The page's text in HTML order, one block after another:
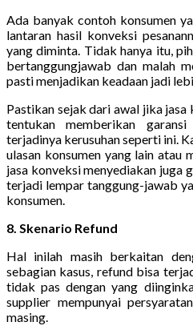
Ada banyak contoh konsumen
lantaran hasil konveksi
yang diminta. Tidak hanya itu,
bertanggungjawab dan malah
pasti menjadikan keadaan jadi
Pastikan sejak dari awal jika jasa
tentukan memberikan
terjadinya kerusuhan seperti ini.
ulasan konsumen yang lain
jasa konveksi menyediakan juga
terjadi lempar tanggung-jawab
konsumen.
8. Skenario Refund
Hal inilah masih berkaitan
sebagian kasus, refund bisa
tidak pas dengan yang
supplier mempunyai
masing.